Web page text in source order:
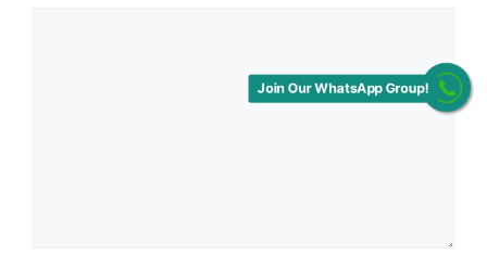
Join Our WhatsApp Group!